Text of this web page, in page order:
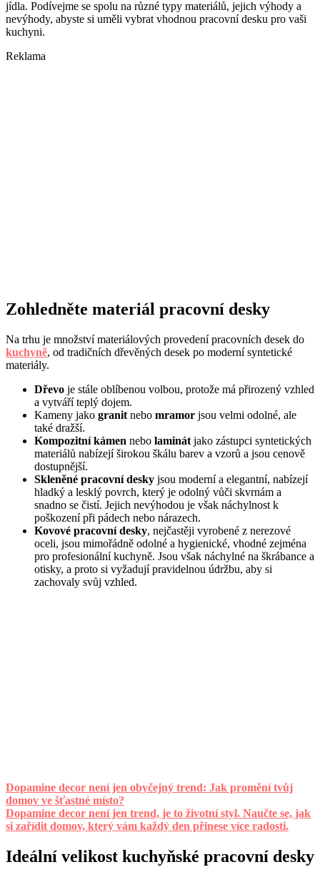
jídla. Podívejme se spolu na různé typy materiálů, jejich výhody a
nevýhody, abyste si uměli vybrat vhodnou pracovní desku pro vaši
kuchyni.
Reklama
Zohledněte materiál pracovní desky
Na trhu je množství materiálových provedení pracovních desek do
kuchyně, od tradičních dřevěných desek po moderní syntetické
materiály.
Dřevo je stále oblíbenou volbou, protože má přirozený vzhled
a vytváří teplý dojem.
Kameny jako granit nebo mramor jsou velmi odolné, ale
také dražší.
Kompozitní kámen nebo laminát jako zástupci syntetických
materiálů nabízejí širokou škálu barev a vzorů a jsou cenově
dostupnější.
Skleněné pracovní desky jsou moderní a elegantní, nabízejí
hladký a lesklý povrch, který je odolný vůči skvrnám a
snadno se čistí. Jejich nevýhodou je však náchylnost k
poškození při pádech nebo nárazech.
Kovové pracovní desky, nejčastěji vyrobené z nerezové
oceli, jsou mimořádně odolné a hygienické, vhodné zejména
pro profesionální kuchyně. Jsou však náchylné na škrábance a
otisky, a proto si vyžadují pravidelnou údržbu, aby si
zachovaly svůj vzhled.
Dopamine decor není jen obyčejný trend: Jak promění tvůj
domov ve šťastné místo?
Dopamine decor není jen trend, je to životní styl. Naučte se, jak
si zařídit domov, který vám každý den přinese více radosti.
Ideální velikost kuchyňské pracovní desky